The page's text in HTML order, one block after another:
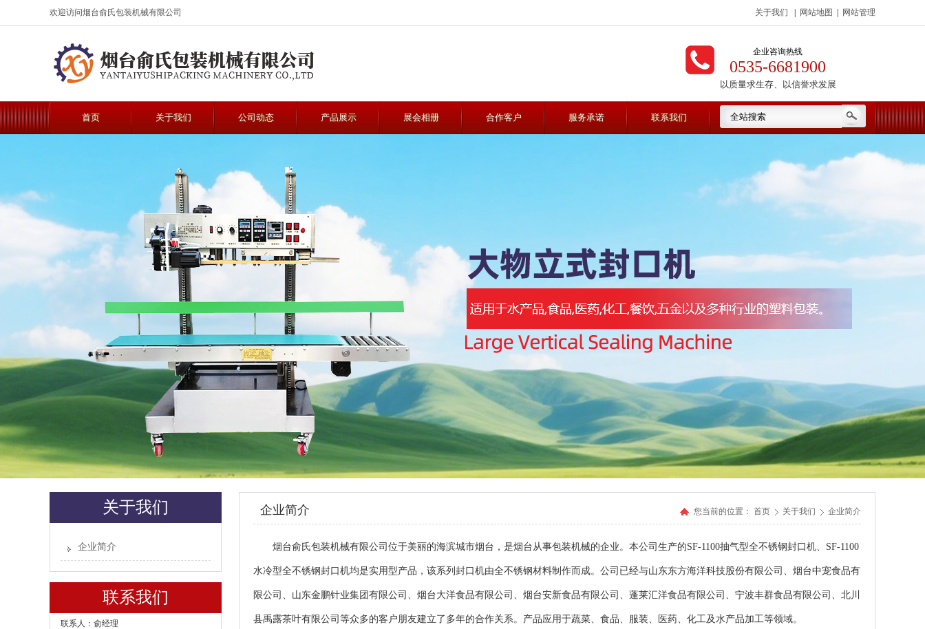
欢迎访问烟台俞氏包装机械有限公司 关于我们 网站地图 网站管理
企业咨询热线
0535-6681900
以质量求生存、以信誉求发展
首页 关于我们 公司动态 产品展示 展会相册 合作客户 服务承诺 联系我们
关于我们
企业简介
联系我们
联系人：俞经理
企业简介 您当前的位置： 首页 关于我们 企业简介
烟台俞氏包装机械有限公司 位于美丽的海滨城市烟台，是烟台从事包装机械的企业。本公司生产的SF-1100抽气型全不锈钢封口机、SF-1100
水冷型全不锈钢封口机均是实用型产品，该系列封口机由全不锈钢材料制作而成。公司已经与山东东方海洋科技股份有限公司、烟台中宠食品有
限公司、山东金鹏针业集团有限公司、烟台大洋食品有限公司、烟台安新食品有限公司、蓬莱汇洋食品有限公司、宁波丰群食品有限公司、北川
县禹露茶叶有限公司等众多的客户朋友建立了多年的合作关系。产品应用于蔬菜、食品、服装、医药、化工及水产品加工等领域。